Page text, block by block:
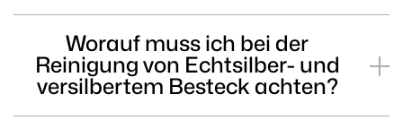
Worauf muss ich bei der
Reinigung von Echtsilber- und
versilbertem Besteck achten?